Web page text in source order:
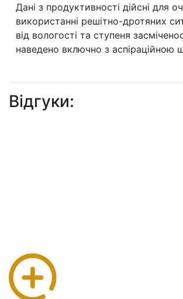
Дані з продуктивності дійсні
використанні решітно-дротяних
від вологості та ступеня
наведено включно з аспіраційною
Відгуки: